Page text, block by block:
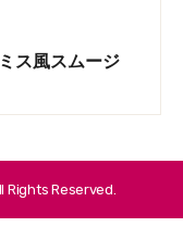
ス風スムージ
Rights Reserved.